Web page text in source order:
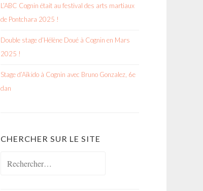
L’ABC Cognin était au festival des arts martiaux
de Pontchara 2025 !
Double stage d’Hélène Doué à Cognin en Mars
2025 !
Stage d’Aïkido à Cognin avec Bruno Gonzalez, 6e
dan
CHERCHER SUR LE SITE